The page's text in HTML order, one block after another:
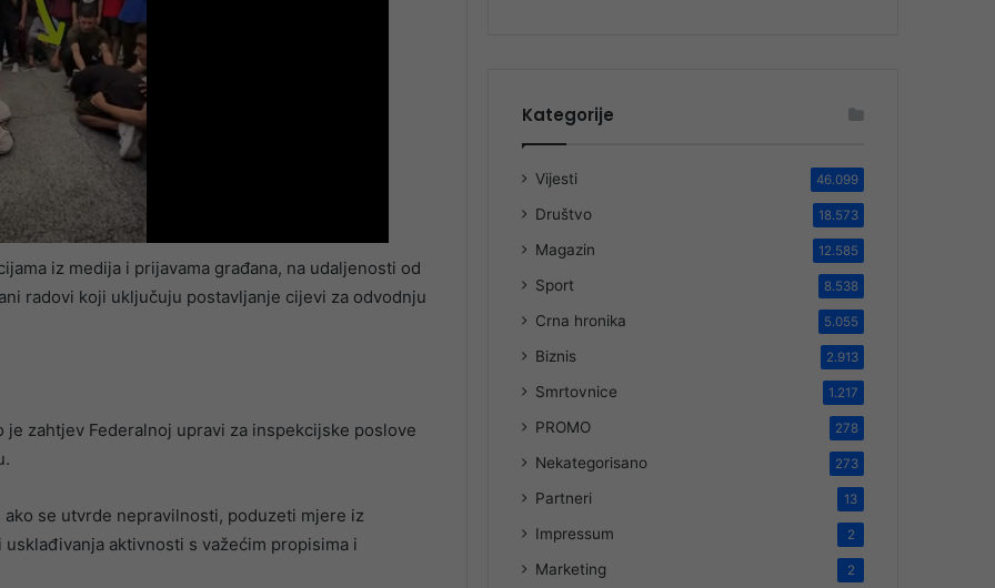
iz medija i prijavama građana, na udaljenosti od
radovi koji uključuju postavljanje cijevi za odvodnju
zahtjev Federalnoj upravi za inspekcijske poslove
se utvrde nepravilnosti, poduzeti mjere iz
aktivnosti s važećim propisima i
Kategorije
Vijesti 46.099
Društvo 18.573
Magazin 12.585
Sport 8.538
Crna hronika 5.055
Biznis 2.913
Smrtovnice 1.217
PROMO 278
Nekategorisano 273
Partneri 13
Impressum 2
Marketing 2